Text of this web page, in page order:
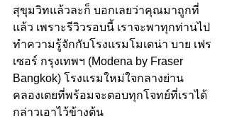
สุขุมวิทแล้วละก็ บอกเลยว่าคุณมาถูกที่
แล้ว เพราะรีวิวรอบนี้ เราจะพาทุกท่านไป
ทำความรู้จักกับโรงแรมโมเดน่า บาย เฟร
เซอร์ กรุงเทพฯ (Modena by Fraser
Bangkok) โรงแรมใหม่ใจกลางย่าน
คลองเตยที่พร้อมจะตอบทุกโจทย์ที่เราได้
กล่าวเอาไว้ข้างต้น